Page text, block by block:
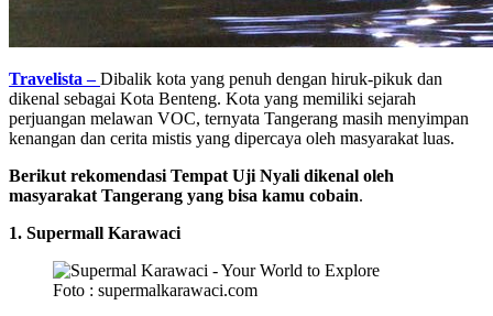
Travelista –Dibalik kota yang penuh dengan hiruk-pikuk dan
dikenal sebagai Kota Benteng. Kota yang memiliki sejarah
perjuangan melawan VOC, ternyata Tangerang masih menyimpan
kenangan dan cerita mistis yang dipercaya oleh masyarakat luas.
Berikut rekomendasi Tempat Uji Nyali dikenal oleh
masyarakat Tangerang yang bisa kamu cobain.
1. Supermall Karawaci
Foto : supermalkarawaci.com